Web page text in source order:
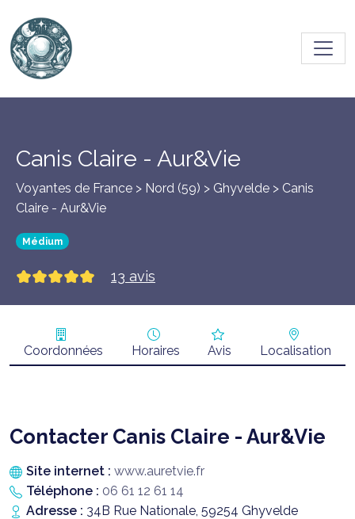
Canis Claire - Aur&Vie
Voyantes de France > Nord (59) > Ghyvelde > Canis
Claire - Aur&Vie
Médium
13 avis
Coordonnées Horaires Avis Localisation
Contacter Canis Claire - Aur&Vie
Site internet : www.auretvie.fr
Téléphone : 06 61 12 61 14
Adresse : 34B Rue Nationale, 59254 Ghyvelde